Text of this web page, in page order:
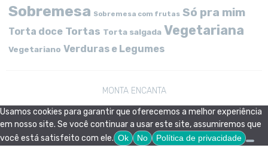
Sobremesa Sobremesa com frutas Só pra mim
Torta doce Tortas Torta salgada Vegetariana
Vegetariano Verduras e Legumes
MONTA ENCANTA
Usamos cookies para garantir que oferecemos a melhor experiência
em nosso site. Se você continuar a usar este site, assumiremos que
você está satisfeito com ele. Ok No Política de privacidade